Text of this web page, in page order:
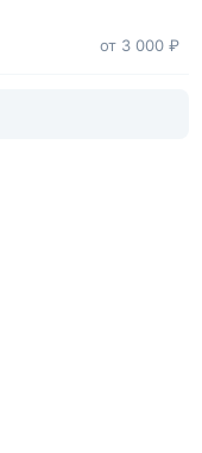
от 3 000 ₽